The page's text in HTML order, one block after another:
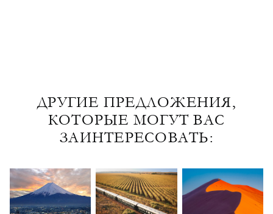
ДРУГИЕ ПРЕДЛОЖЕНИЯ,
КОТОРЫЕ МОГУТ ВАС
ЗАИНТЕРЕСОВАТЬ: